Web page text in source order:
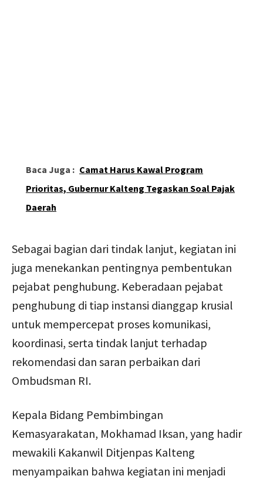
Baca Juga : Camat Harus Kawal Program
Prioritas, Gubernur Kalteng Tegaskan Soal Pajak
Daerah
Sebagai bagian dari tindak lanjut, kegiatan ini
juga menekankan pentingnya pembentukan
pejabat penghubung. Keberadaan pejabat
penghubung di tiap instansi dianggap krusial
untuk mempercepat proses komunikasi,
koordinasi, serta tindak lanjut terhadap
rekomendasi dan saran perbaikan dari
Ombudsman RI.
Kepala Bidang Pembimbingan
Kemasyarakatan, Mokhamad Iksan, yang hadir
mewakili Kakanwil Ditjenpas Kalteng
menyampaikan bahwa kegiatan ini menjadi